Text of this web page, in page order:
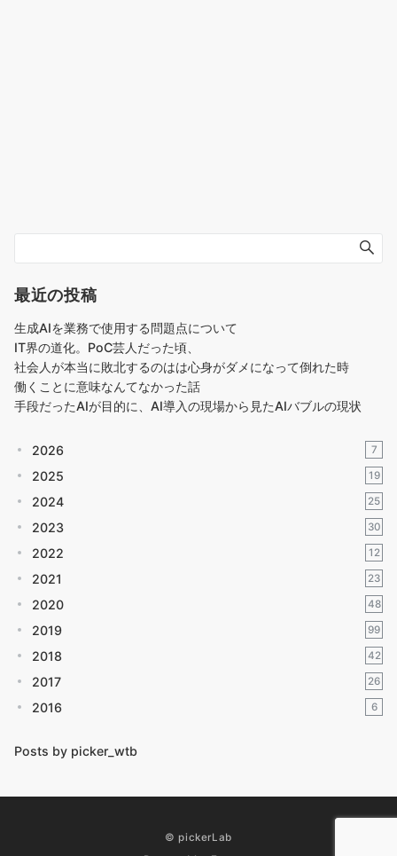
最近の投稿
生成AIを業務で使用する問題点について
IT界の道化。PoC芸人だった頃、
社会人が本当に敗北するのはは心身がダメになって倒れた時
働くことに意味なんてなかった話
手段だったAIが目的に、AI導入の現場から見たAIバブルの現状
2026 7
2025 19
2024 25
2023 30
2022 12
2021 23
2020 48
2019 99
2018 42
2017 26
2016 6
Posts by picker_wtb
© pickerLab